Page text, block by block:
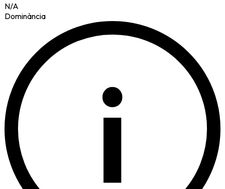
N/A
Dominància
i